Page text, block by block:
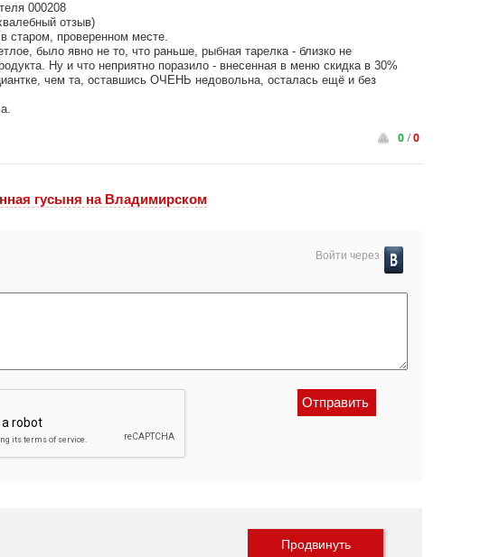
000208
отзыв)
старом, проверенном месте.
было явно не то, что раньше, рыбная тарелка - близко не
Ну и что неприятно поразило - внесенная в меню скидка в 30%
чем та, оставшись ОЧЕНЬ недовольна, осталась ещё и без
0/0
гусыня на Владимирском
Войти через
Продвинуть